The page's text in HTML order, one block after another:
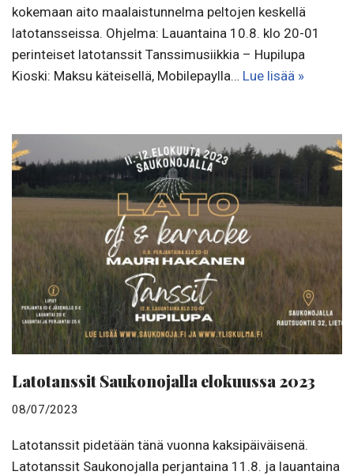
kokemaan aito maalaistunnelma peltojen keskellä
latotansseissa. Ohjelma: Lauantaina 10.8. klo 20-01
perinteiset latotanssit Tanssimusiikkia – Hupilupa
Kioski: Maksu käteisellä, Mobilepaylla… Lue lisää »
Latotanssit Saukonojalla elokuussa 2023
08/07/2023
Latotanssit pidetään tänä vuonna kaksipäiväisenä.
Latotanssit Saukonojalla perjantaina 11.8. ja lauantaina